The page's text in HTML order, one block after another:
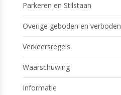
Parkeren en Stilstaan
Overige geboden en verboden
Verkeersregels
Waarschuwing
Informatie